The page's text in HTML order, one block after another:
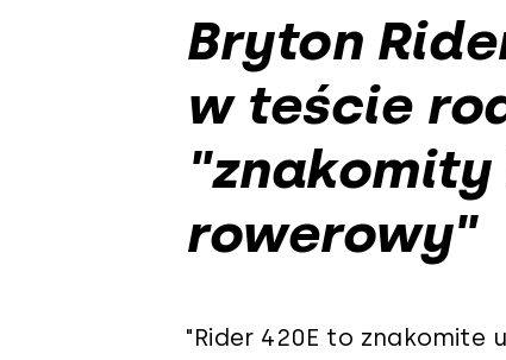
Bryton
w teście
rowerowy"
"Rider 420E to znakomite